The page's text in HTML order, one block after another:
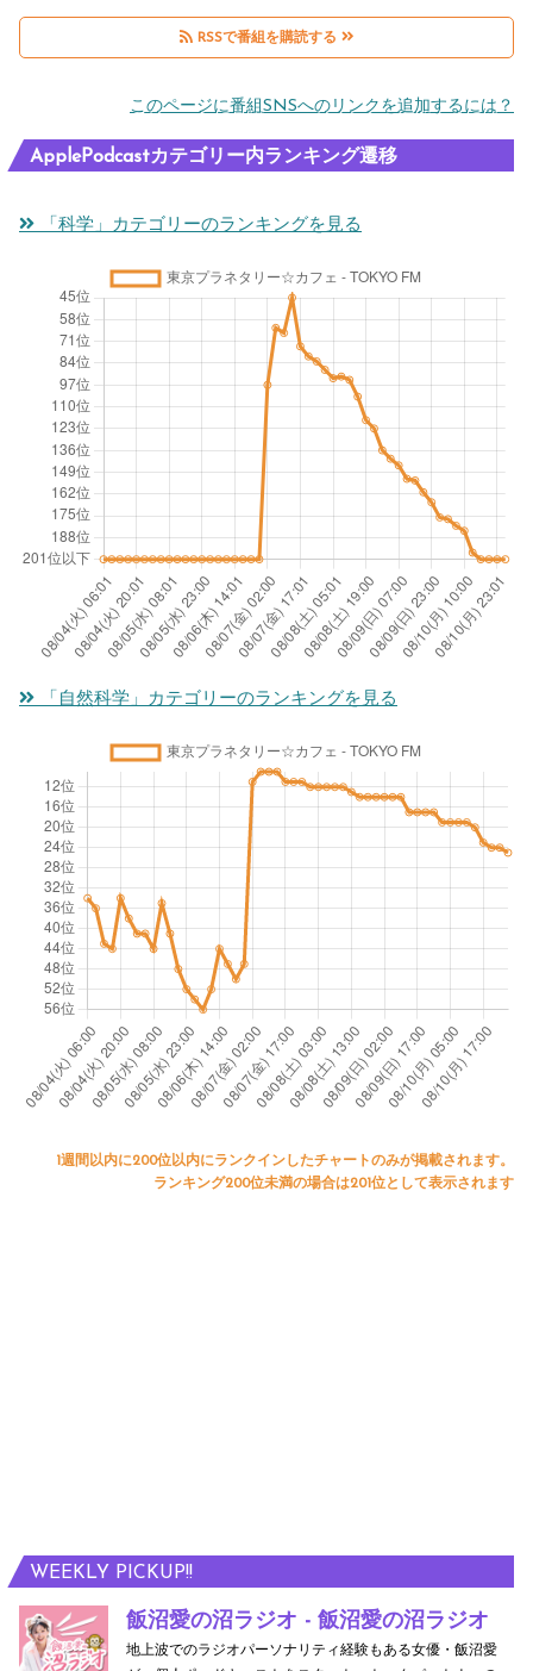
WEEKLY PICKUP!!
飯沼愛の沼ラジオ - 飯沼愛の沼ラジオ
地上波でのラジオパーソナリティ経験もある女優・飯沼愛
RSSで番組を購読する
このページに番組SNSへのリンクを追加するには？
ApplePodcastカテゴリー内ランキング遷移
「科学」カテゴリーのランキングを見る
「自然科学」カテゴリーのランキングを見る
1週間以内に200位以内にランクインしたチャートのみが掲載されます。
ランキング200位未満の場合は201位として表示されます